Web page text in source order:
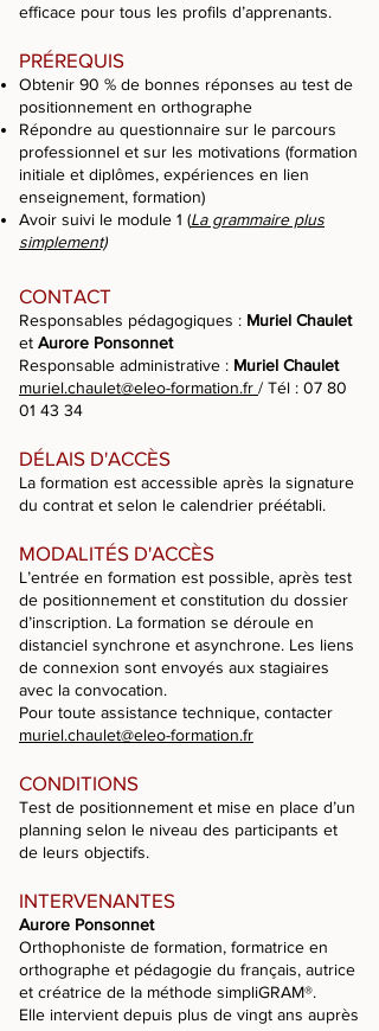
efficace pour tous les profils d’apprenants.
PRÉREQUIS
Obtenir 90 % de bonnes réponses au test de
positionnement en orthographe
Répondre au questionnaire sur le parcours
professionnel et sur les motivations (formation
initiale et diplômes, expériences en lien
enseignement, formation)
Avoir suivi le module 1 (La grammaire plus
simplement)
CONTACT
Responsables pédagogiques : Muriel Chaulet
et Aurore Ponsonnet
Responsable administrative : Muriel Chaulet
muriel.chaulet@eleo-formation.fr / Tél : 07 80
01 43 34
DÉLAIS D'ACCÈS
La formation est accessible après la signature
du contrat et selon le calendrier préétabli.
MODALITÉS D'ACCÈS
L’entrée en formation est possible, après test
de positionnement et constitution du dossier
d’inscription. La formation se déroule en
distanciel synchrone et asynchrone. Les liens
de connexion sont envoyés aux stagiaires
avec la convocation.
Pour toute assistance technique, contacter
muriel.chaulet@eleo-formation.fr
CONDITIONS
Test de positionnement et mise en place d’un
planning selon le niveau des participants et
de leurs objectifs.
INTERVENANTES
Aurore Ponsonnet
Orthophoniste de formation, formatrice en
orthographe et pédagogie du français, autrice
et créatrice de la méthode simpliGRAM®.
Elle intervient depuis plus de vingt ans auprès